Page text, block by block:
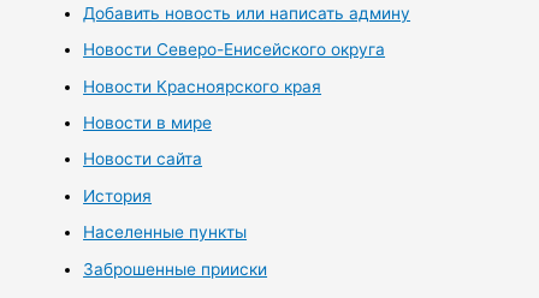
Добавить новость или написать админу
Новости Северо-Енисейского округа
Новости Красноярского края
Новости в мире
Новости сайта
История
Населенные пункты
Заброшенные прииски